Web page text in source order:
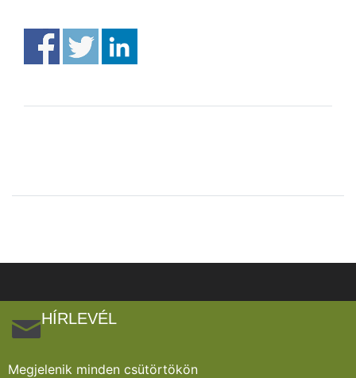
HÍRLEVÉL
Megjelenik minden csütörtökön